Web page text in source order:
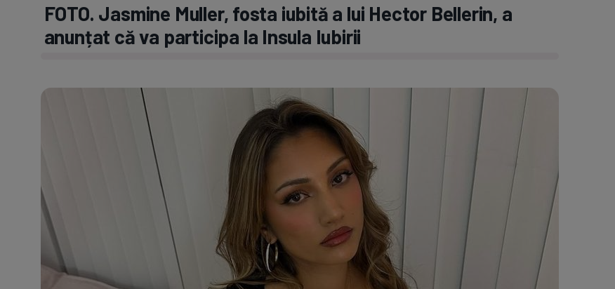
FOTO. Jasmine Muller, fosta iubită a lui Hector Bellerin, a
anunțat că va participa la Insula Iubirii